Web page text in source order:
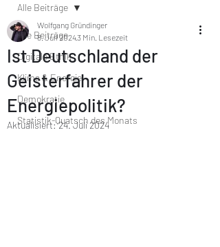
Alle Beiträge
Digitale Ethik
Klima & Energie
Demokratie
Statistik-Quatsch des Monats
Alle Beiträge
Ist Deutschland der
Geisterfahrer der
Energiepolitik?
Wolfgang Gründinger
8. Juli 20243 Min. Lesezeit
Aktualisiert:24. Juli 2024